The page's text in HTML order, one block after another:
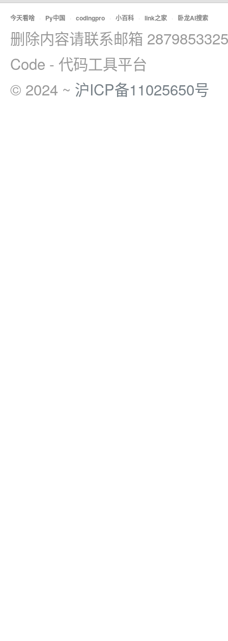
今天看啥 · Py中国 · codingpro · 小百科 · link之家 · 卧龙AI搜索
删除内容请联系邮箱
Code - 代码工具平台
© 2024 ~ 沪ICP备11025650号